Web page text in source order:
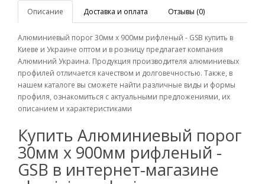
Описание Доставка и оплата Отзывы (0)
Алюминиевый порог 30мм х 900мм рифленый - GSB купить в
Киеве и Украине оптом и в розницу предлагает компания
Алюминий Украина. Продукция производителя алюминиевых
профилей отличается качеством и долговечностью. Также, в
нашем каталоге вы сможете найти различные виды и формы
профиля, ознакомиться с актуальными предложениями, их
описанием и характеристиками
Купить Алюминиевый порог
30мм х 900мм рифленый -
GSB в интернет-магазине